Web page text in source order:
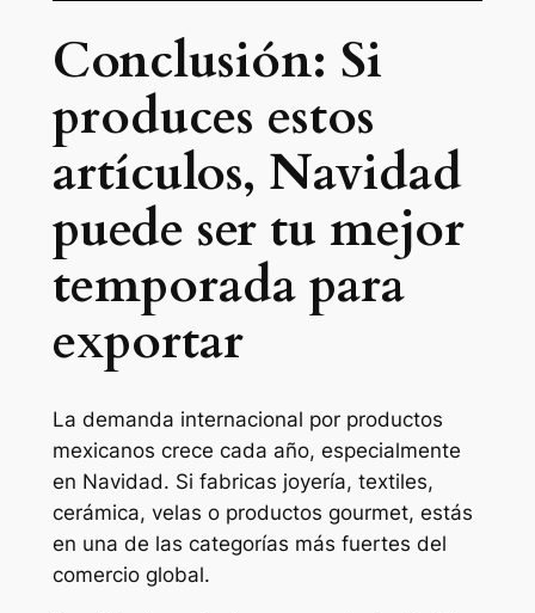
Conclusión: Si
produces estos
artículos, Navidad
puede ser tu mejor
temporada para
exportar
La demanda internacional por productos
mexicanos crece cada año, especialmente
en Navidad. Si fabricas joyería, textiles,
cerámica, velas o productos gourmet, estás
en una de las categorías más fuertes del
comercio global.